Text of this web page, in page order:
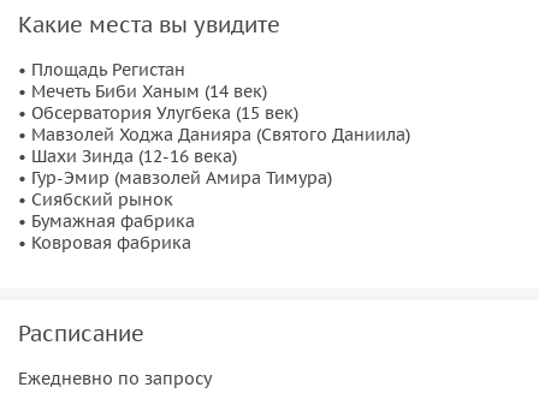
Шахи Зинда (12-16 века). Один из самых великолепных
мемориальных ансамблей на востоке. Место захоронения
царственных особ и знати.
Обсерватория Улугбека (15 век). Его строитель Улугбек —
ученый, архитектор, философ, художник, ко всему еще и
мастер астрономии — лично проводил исследования и
одним из самых известных культовых мест в Самарканде.
Какие места вы увидите
• Площадь Регистан
• Мечеть Биби Ханым (14 век)
• Обсерватория Улугбека (15 век)
• Мавзолей Ходжа Данияра (Святого Даниила)
• Шахи Зинда (12-16 века)
• Гур-Эмир (мавзолей Амира Тимура)
• Сиябский рынок
• Бумажная фабрика
• Ковровая фабрика
Расписание
Ежедневно по запросу